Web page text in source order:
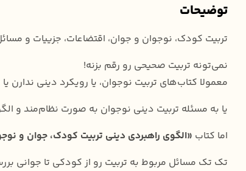
توضیحات
تربیت کودک، نوجوان و جوان، اقتضاعات، جزییات و
نمی‌تونه تربیت صحیحی رو رقم بزنه!
معمولا کتاب‌های تربیت نوجوان، یا رویکرد دینی ندارن
یا به مسئله تربیت دینی نوجوان به صورت نظام‌مند و
اما کتاب «الگوی راهبردی دینی تربیت کودک، جوان و
تک تک مسائل مربوط به تربیت رو از کودکی تا جوانی